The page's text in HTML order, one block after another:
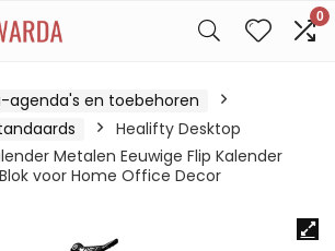
0
agenda's en toebehoren
Healifty Desktop
Metalen Eeuwige Flip Kalender
voor Home Office Decor